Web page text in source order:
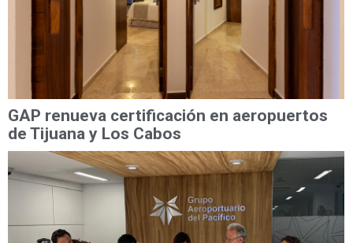
GAP renueva certificación en aeropuertos
de Tijuana y Los Cabos